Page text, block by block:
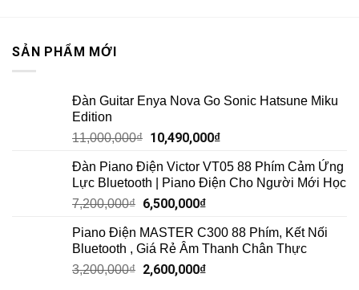
SẢN PHẨM MỚI
Đàn Guitar Enya Nova Go Sonic Hatsune Miku
Edition
11,000,000₫ 10,490,000₫
Đàn Piano Điện Victor VT05 88 Phím Cảm Ứng
Lực Bluetooth | Piano Điện Cho Người Mới Học
7,200,000₫ 6,500,000₫
Piano Điện MASTER C300 88 Phím, Kết Nối
Bluetooth , Giá Rẻ Âm Thanh Chân Thực
3,200,000₫ 2,600,000₫